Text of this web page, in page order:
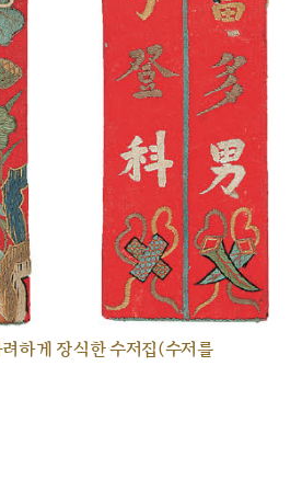
하게 장식한 수저집(수저를